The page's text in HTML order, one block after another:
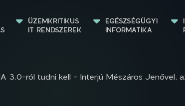
ÜZEMKRITIKUS
IT RENDSZEREK
EGÉSZSÉGÜGYI
INFORMATIKA
3.0-ról tudni kell - Interjú Mészáros Jenővel,